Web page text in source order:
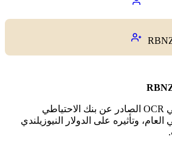
قرار سعر الفائدة الرسمي OCR الصادر عن بنك الاحتياطي
وتأثيره على الدولار النيوزيلندي